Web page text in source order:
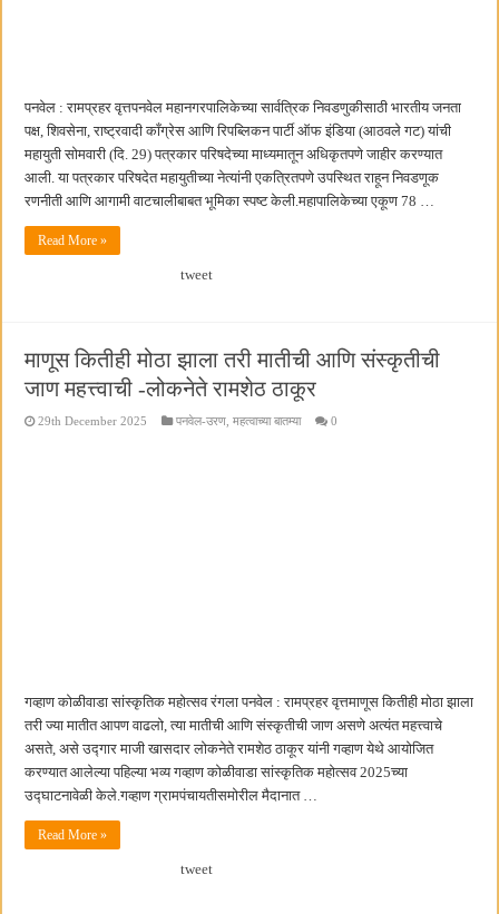
पनवेल : रामप्रहर वृत्तपनवेल महानगरपालिकेच्या सार्वत्रिक निवडणुकीसाठी भारतीय जनता
पक्ष, शिवसेना, राष्ट्रवादी काँग्रेस आणि रिपब्लिकन पार्टी ऑफ इंडिया (आठवले गट) यांची
महायुती सोमवारी (दि. 29) पत्रकार परिषदेच्या माध्यमातून अधिकृतपणे जाहीर करण्यात
आली. या पत्रकार परिषदेत महायुतीच्या नेत्यांनी एकत्रितपणे उपस्थित राहून निवडणूक
रणनीती आणि आगामी वाटचालीबाबत भूमिका स्पष्ट केली.महापालिकेच्या एकूण 78 …
Read More »
tweet
माणूस कितीही मोठा झाला तरी मातीची आणि संस्कृतीची
जाण महत्त्वाची -लोकनेते रामशेठ ठाकूर
29th December 2025 पनवेल-उरण ,महत्वाच्या बातम्या 0
गव्हाण कोळीवाडा सांस्कृतिक महोत्सव रंगला पनवेल : रामप्रहर वृत्तमाणूस कितीही मोठा झाला
तरी ज्या मातीत आपण वाढलो, त्या मातीची आणि संस्कृतीची जाण असणे अत्यंत महत्त्वाचे
असते, असे उद्गार माजी खासदार लोकनेते रामशेठ ठाकूर यांनी गव्हाण येथे आयोजित
करण्यात आलेल्या पहिल्या भव्य गव्हाण कोळीवाडा सांस्कृतिक महोत्सव 2025च्या
उद्घाटनावेळी केले.गव्हाण ग्रामपंचायतीसमोरील मैदानात …
Read More »
tweet